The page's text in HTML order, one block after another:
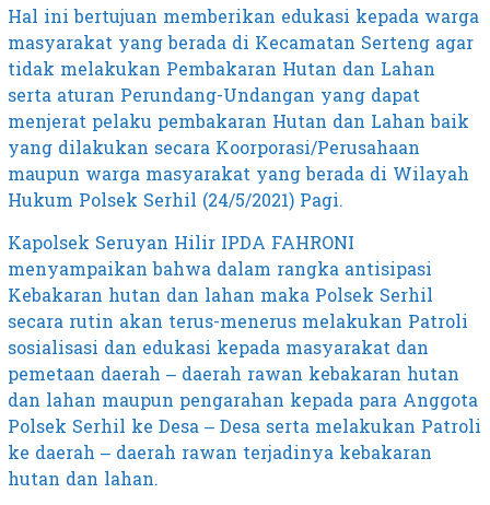
Hal ini bertujuan memberikan edukasi kepada warga
masyarakat yang berada di Kecamatan Serteng agar
tidak melakukan Pembakaran Hutan dan Lahan
serta aturan Perundang-Undangan yang dapat
menjerat pelaku pembakaran Hutan dan Lahan baik
yang dilakukan secara Koorporasi/Perusahaan
maupun warga masyarakat yang berada di Wilayah
Hukum Polsek Serhil (24/5/2021) Pagi.
Kapolsek Seruyan Hilir IPDA FAHRONI
menyampaikan bahwa dalam rangka antisipasi
Kebakaran hutan dan lahan maka Polsek Serhil
secara rutin akan terus-menerus melakukan Patroli
sosialisasi dan edukasi kepada masyarakat dan
pemetaan daerah – daerah rawan kebakaran hutan
dan lahan maupun pengarahan kepada para Anggota
Polsek Serhil ke Desa – Desa serta melakukan Patroli
ke daerah – daerah rawan terjadinya kebakaran
hutan dan lahan.